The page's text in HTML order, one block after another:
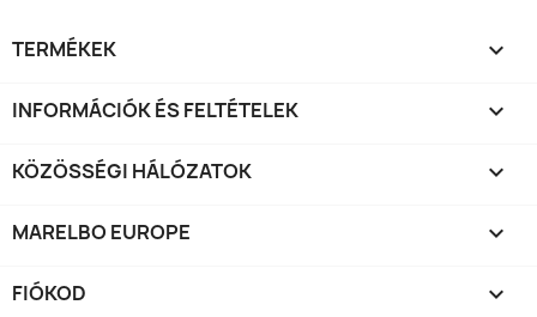
TERMÉKEK 
INFORMÁCIÓK ÉS FELTÉTELEK 
KÖZÖSSÉGI HÁLÓZATOK 
MARELBO EUROPE 
FIÓKOD 